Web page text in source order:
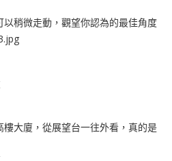
稍微走動，觀望你認為的最佳角度
大廈，從展望台一往外看，真的是